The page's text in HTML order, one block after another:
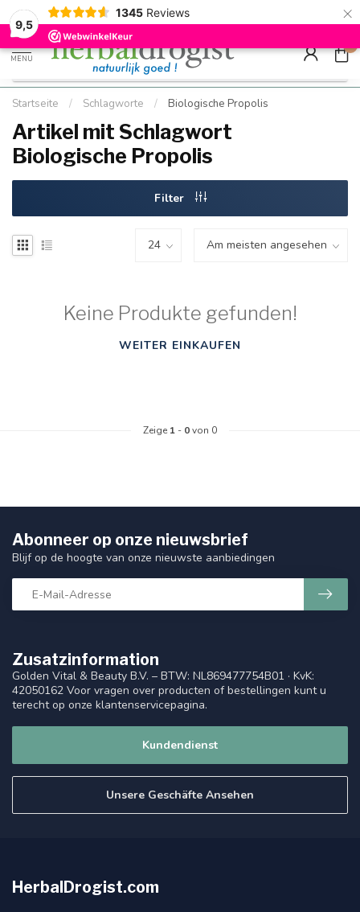
9,5
1345 Reviews ×
Kostenloser DE-Versand ab Mindestbestellwert |
Schnell geliefert
Minimum
Hızlı
MENU
0
Startseite / Schlagworte / Biologische Propolis
Artikel mit Schlagwort
Biologische Propolis
Filter
Keine Produkte gefunden!
WEITER EINKAUFEN
Zeige 1 - 0von 0
Zusatzinformation
Golden Vital & Beauty B.V. – BTW: NL869477754B01 · KvK:
42050162 Voor vragen over producten of bestellingen kunt u
terecht op onze klantenservicepagina.
Kundendienst
Unsere Geschäfte Ansehen
Abonneer op onze nieuwsbrief
Blijf op de hoogte van onze nieuwste aanbiedingen
HerbalDrogist.com